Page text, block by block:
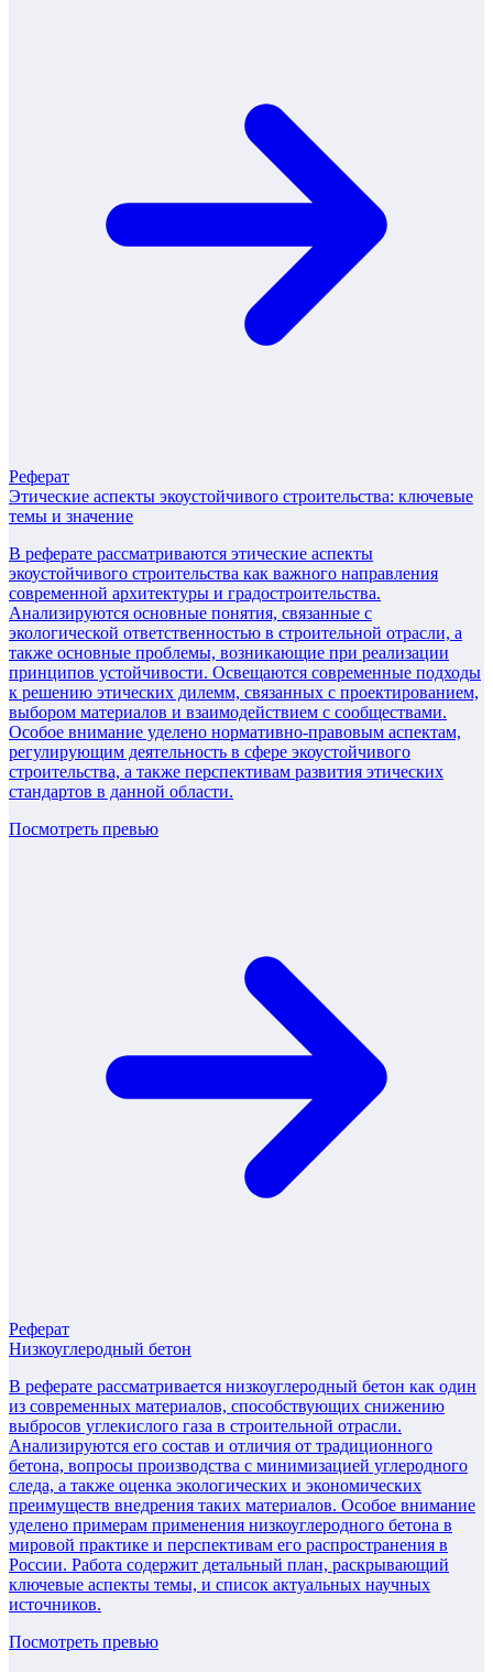
Реферат
Этические аспекты экоустойчивого строительства: ключевые
темы и значение
В реферате рассматриваются этические аспекты
экоустойчивого строительства как важного направления
современной архитектуры и градостроительства.
Анализируются основные понятия, связанные с
экологической ответственностью в строительной отрасли, а
также основные проблемы, возникающие при реализации
принципов устойчивости. Освещаются современные подходы
к решению этических дилемм, связанных с проектированием,
выбором материалов и взаимодействием с сообществами.
Особое внимание уделено нормативно-правовым аспектам,
регулирующим деятельность в сфере экоустойчивого
строительства, а также перспективам развития этических
стандартов в данной области.
Посмотреть превью
Реферат
Низкоуглеродный бетон
В реферате рассматривается низкоуглеродный бетон как один
из современных материалов, способствующих снижению
выбросов углекислого газа в строительной отрасли.
Анализируются его состав и отличия от традиционного
бетона, вопросы производства с минимизацией углеродного
следа, а также оценка экологических и экономических
преимуществ внедрения таких материалов. Особое внимание
уделено примерам применения низкоуглеродного бетона в
мировой практике и перспективам его распространения в
России. Работа содержит детальный план, раскрывающий
ключевые аспекты темы, и список актуальных научных
источников.
Посмотреть превью